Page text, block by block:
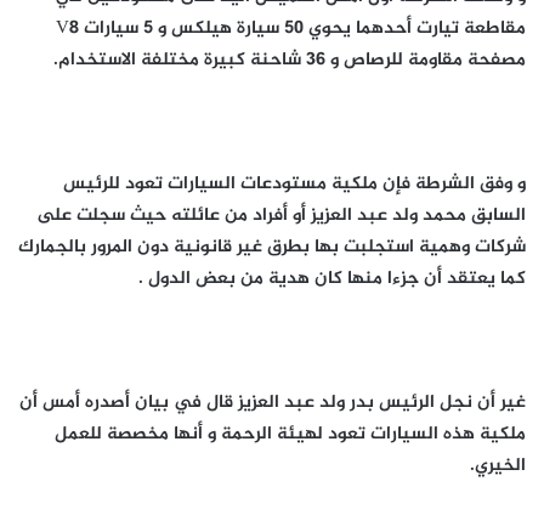
مقاطعة تيارت أحدهما يحوي 50 سيارة هيلكس و 5 سيارات V8
مصفحة مقاومة للرصاص و 36 شاحنة كبيرة مختلفة الاستخدام.
و وفق الشرطة فإن ملكية مستودعات السيارات تعود للرئيس
السابق محمد ولد عبد العزيز أو أفراد من عائلته حيث سجلت على
شركات وهمية استجلبت بها بطرق غير قانونية دون المرور بالجمارك
كما يعتقد أن جزءا منها كان هدية من بعض الدول .
غير أن نجل الرئيس بدر ولد عبد العزيز قال في بيان أصدره أمس أن
ملكية هذه السيارات تعود لهيئة الرحمة و أنها مخصصة للعمل
الخيري.